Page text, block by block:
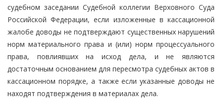
судебном заседании Судебной коллегии Верховного Суда
Российской Федерации, если изложенные в кассационной
жалобе доводы не подтверждают существенных нарушений
норм материального права и (или) норм процессуального
права, повлиявших на исход дела, и не являются
достаточным основанием для пересмотра судебных актов в
кассационном порядке, а также если указанные доводы не
находят подтверждения в материалах дела.